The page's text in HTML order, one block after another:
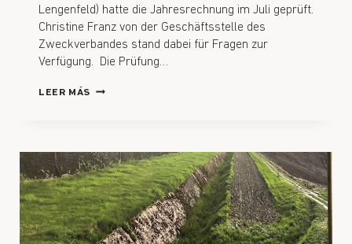
Lengenfeld) hatte die Jahresrechnung im Juli geprüft.
Christine Franz von der Geschäftsstelle des
Zweckverbandes stand dabei für Fragen zur
Verfügung. Die Prüfung…
LEER MÁS